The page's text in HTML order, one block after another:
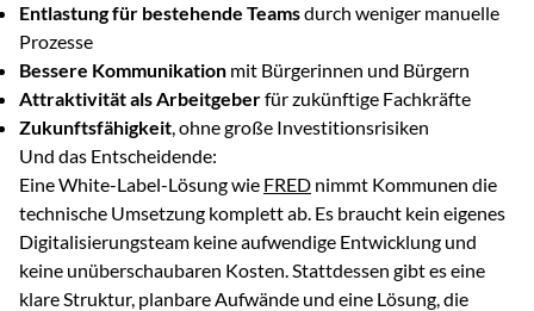
Entlastung für bestehende Teamsdurch weniger manuelle
Prozesse
Bessere Kommunikation mit Bürgerinnen und Bürgern
Attraktivität als Arbeitgeberfür zukünftige Fachkräfte
Zukunftsfähigkeit, ohne große Investitionsrisiken
Und das Entscheidende:
Eine White-Label-Lösung wie FRED nimmt Kommunen die
technische Umsetzung komplett ab. Es braucht kein eigenes
Digitalisierungsteam keine aufwendige Entwicklung und
keine unüberschaubaren Kosten. Stattdessen gibt es eine
klare Struktur, planbare Aufwände und eine Lösung, die